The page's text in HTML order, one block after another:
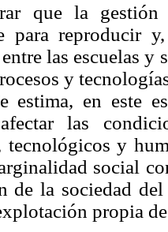
que la
para reproducir
las escuelas y
y
estima, en este
las
tecnológicos y
social
de la sociedad
propia